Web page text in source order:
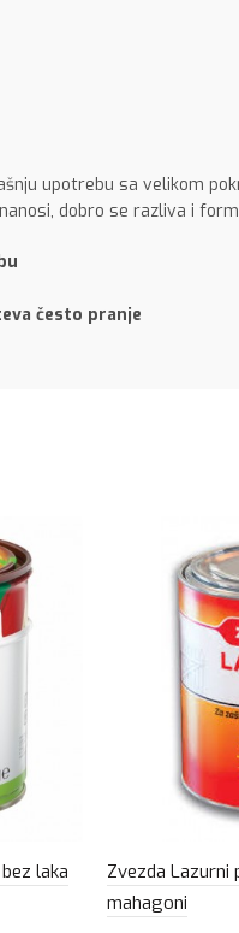
upotrebu sa velikom
dobro se razliva i
često pranje
laka
Zvezda Lazurni
mahagoni